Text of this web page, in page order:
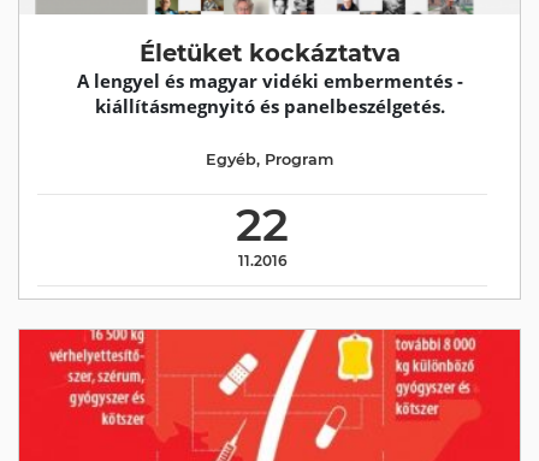
Életüket kockáztatva
A lengyel és magyar vidéki embermentés -
kiállításmegnyitó és panelbeszélgetés.
22
11.2016
Egyéb, Program